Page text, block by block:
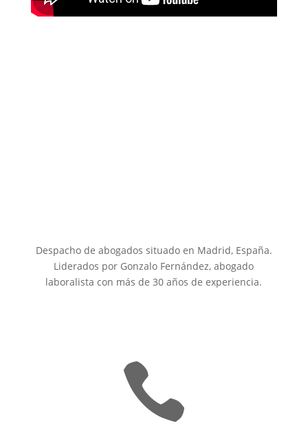
Despacho de abogados situado en Madrid, España.
Liderados por Gonzalo Fernández, abogado
laboralista con más de 30 años de experiencia.
